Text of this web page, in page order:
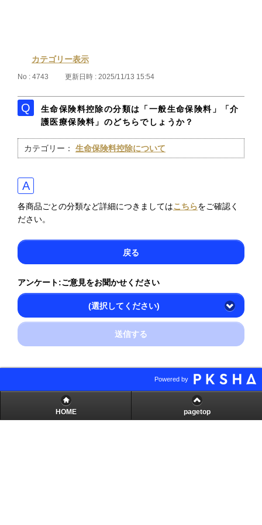
カテゴリー表示
No : 4743 更新日時 : 2025/11/13 15:54
生命保険料控除の分類は「一般生命保険料」「介
護医療保険料」のどちらでしょうか？
カテゴリー： 生命保険料控除について
各商品ごとの分類など詳細につきましてはこちらをご確認く
ださい。
戻る
アンケート:ご意見をお聞かせください
(選択してください)
送信する
Powered by
HOME pagetop